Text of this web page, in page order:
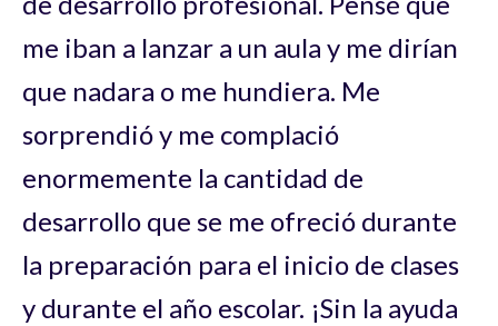
me iban a lanzar a un aula y me dirían
que nadara o me hundiera. Me
sorprendió y me complació
enormemente la cantidad de
desarrollo que se me ofreció durante
la preparación para el inicio de clases
y durante el año escolar. ¡Sin la ayuda